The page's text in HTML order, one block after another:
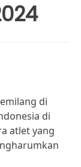
di
di
atlet yang